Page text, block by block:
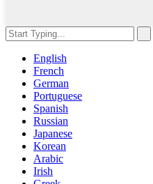
English
French
German
Portuguese
Spanish
Russian
Japanese
Korean
Arabic
Irish